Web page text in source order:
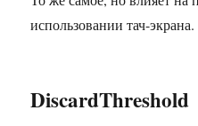
использовании тач-экрана.
DiscardThreshold